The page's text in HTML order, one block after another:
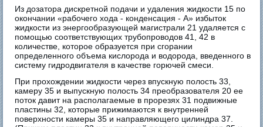
Из дозатора дискретной подачи и удаления жидкости 15 по
окончании «рабочего хода - конденсация - А» избыток
жидкости из энергообразующей магистрали 21 удаляется с
помощью соответствующих трубопроводов 41, 42 в
количестве, которое образуется при сгорании
определенного объема кислорода и водорода, введенного в
систему гидродвигателя в качестве горючей смеси.
При прохождении жидкости через впускную полость 33,
камеру 35 и выпускную полость 34 преобразователя 20 ее
поток давит на располагаемые в прорезях 31 подвижные
пластины 32, которые прижимаются к внутренней
поверхности камеры 35 и направляющего цилиндра 37.